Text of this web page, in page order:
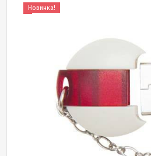
Новинка!